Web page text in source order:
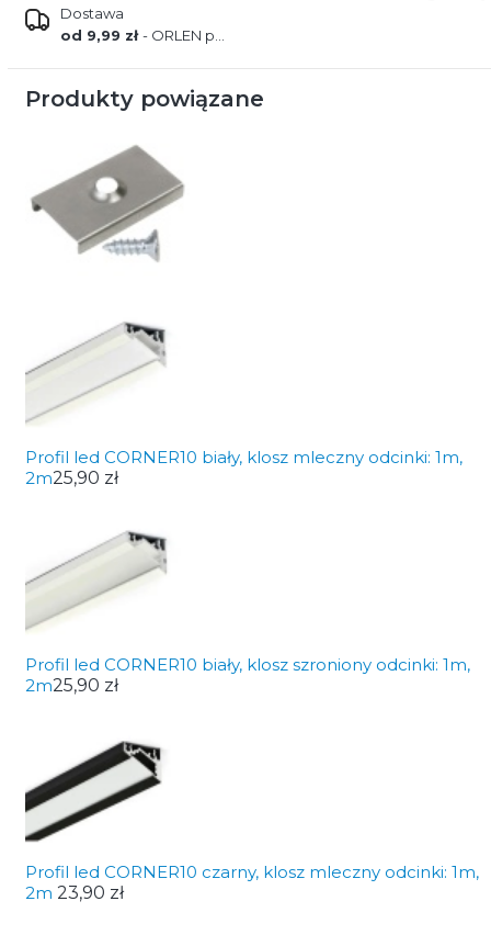
Dostawa
od 9,99 zł- ORLEN paczka
Produkty powiązane
Profil led CORNER10 biały, klosz mleczny odcinki: 1m,
2m25,90 zł
Profil led CORNER10 biały, klosz szroniony odcinki: 1m,
2m25,90 zł
Profil led CORNER10 czarny, klosz mleczny odcinki: 1m,
2m 23,90 zł